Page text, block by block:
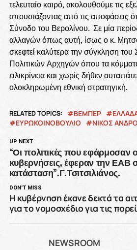
τελευταίο καιρό, ακολουθούμε τις
απουσιάζοντας από τις αποφάσεις
Σύνοδο του Βερολίνου. Σε μία
αλλαγών όπως αυτή, ίσως ο κ.
σκεφτεί καλύτερα την σύγκληση του
Πολιτικών Αρχηγών όπου τα
ειλικρίνεια και χωρίς δήθεν
ολοκληρωμένη εθνική στρατηγική.
RELATED TOPICS: ΒΕΜΠΕΡ
ΕΥΡΩΚΟΙΝΟΒΟΥΛΙΟ
ΝΙΚΟΣ
UP NEXT
“Οι πολιτικές που εφάρμοσαν
κυβερνήσεις, έφεραν την ΕΑΒ
κατάσταση”.Γ.Τσιτσιλιάνος.
DON'T MISS
Η κυβέρνηση έκανε δεκτά τα
για το νομοσχέδιο για τις
NEWSROOM